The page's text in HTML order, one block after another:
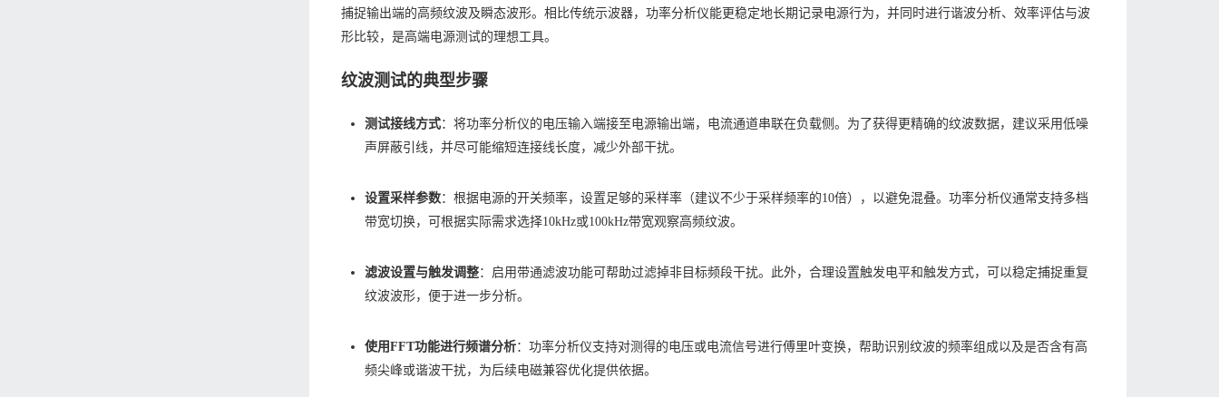
捕捉输出端的高频纹波及瞬态波形。相比传统示波器，功率分析仪能更稳定地长期记录电源行为，并同时进行谐波分析、效率评估与波
形比较，是高端电源测试的理想工具。
纹波测试的典型步骤
测试接线方式：将功率分析仪的电压输入端接至电源输出端，电流通道串联在负载侧。为了获得更精确的纹波数据，建议采用低噪
声屏蔽引线，并尽可能缩短连接线长度，减少外部干扰。
设置采样参数：根据电源的开关频率，设置足够的采样率（建议不少于采样频率的10倍），以避免混叠。功率分析仪通常支持多档
带宽切换，可根据实际需求选择10kHz或100kHz带宽观察高频纹波。
滤波设置与触发调整：启用带通滤波功能可帮助过滤掉非目标频段干扰。此外，合理设置触发电平和触发方式，可以稳定捕捉重复
纹波波形，便于进一步分析。
使用FFT功能进行频谱分析：功率分析仪支持对测得的电压或电流信号进行傅里叶变换，帮助识别纹波的频率组成以及是否含有高
频尖峰或谐波干扰，为后续电磁兼容优化提供依据。